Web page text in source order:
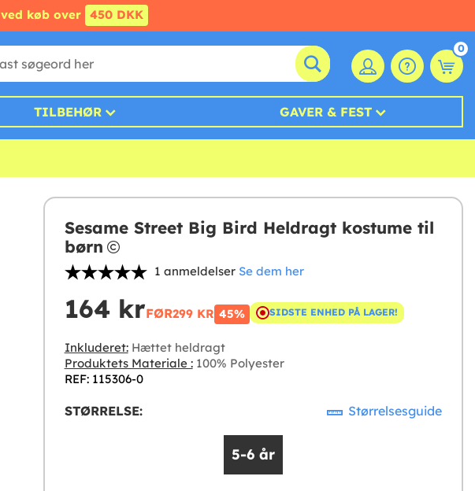
ved køb over 450 DKK
0
TILBEHØR GAVER & FEST
Sesame Street Big Bird Heldragt kostume til
børn
1 anmeldelser Se dem her
164 krFØR299 KR 45% SIDSTE ENHED PÅ LAGER!
Inkluderet:Hættet heldragt
Produktets Materiale :100% Polyester
REF: 115306-0
STØRRELSE: Størrelsesguide
5-6 år